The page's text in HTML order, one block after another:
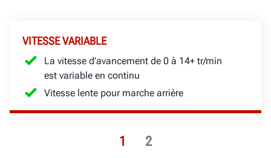
1 2
VITESSE VARIABLE
La vitesse d’avancement de 0 à 14+ tr/min
est variable en continu
Vitesse lente pour marche arrière